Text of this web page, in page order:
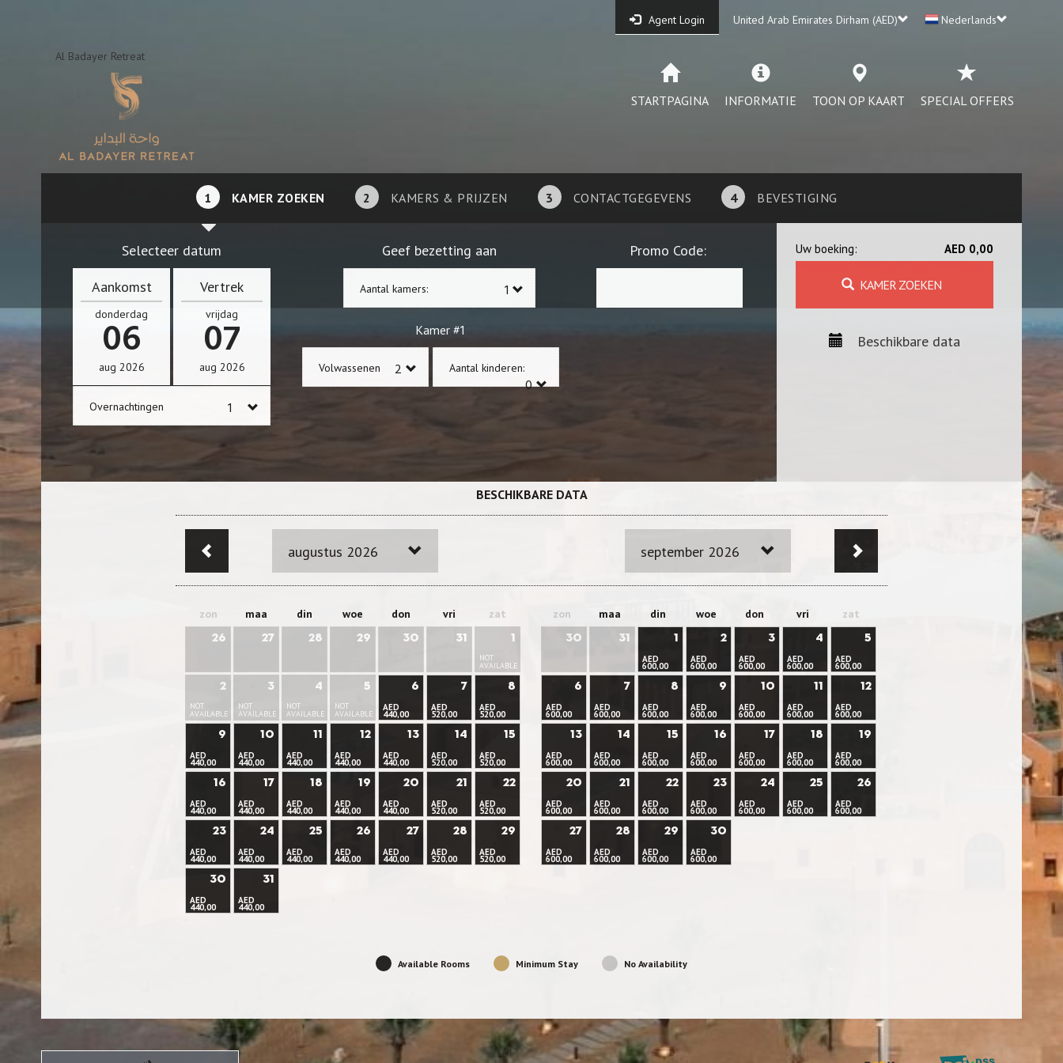
Agent Login United Arab Emirates Dirham (AED) Nederlands
Al Badayer Retreat
STARTPAGINA INFORMATIE TOON OP KAART SPECIAL OFFERS
1 KAMER ZOEKEN 2 KAMERS & PRIJZEN 3 CONTACTGEGEVENS 4 BEVESTIGING
Selecteer datum
Aankomst
donderdag
06
aug 2026
Vertrek
vrijdag
07
aug 2026
Overnachtingen
Geef bezetting aan
Aantal kamers:
Kamer #1
Volwassenen Aantal kinderen:
Promo Code: Uw boeking: AED 0,00
KAMER ZOEKEN
Beschikbare data
BESCHIKBARE DATA
augustus 2026 september 2026
zon maa din woe don vri zat
26 27 28 29 30 31 1
NOT
AVAILABLE
2
NOT
AVAILABLE
3
NOT
AVAILABLE
4
NOT
AVAILABLE
5
NOT
AVAILABLE
6
AED
440,00
7
AED
520,00
8
AED
520,00
9
AED
440,00
10
AED
440,00
11
AED
440,00
12
AED
440,00
13
AED
440,00
14
AED
520,00
15
AED
520,00
16
AED
440,00
17
AED
440,00
18
AED
440,00
19
AED
440,00
20
AED
440,00
21
AED
520,00
22
AED
520,00
23
AED
440,00
24
AED
440,00
25
AED
440,00
26
AED
440,00
27
AED
440,00
28
AED
520,00
29
AED
520,00
30
AED
440,00
31
AED
440,00
zon maa din woe don vri zat
30 31
1
AED
600,00
2
AED
600,00
3
AED
600,00
4
AED
600,00
5
AED
600,00
6
AED
600,00
7
AED
600,00
8
AED
600,00
9
AED
600,00
10
AED
600,00
11
AED
600,00
12
AED
600,00
13
AED
600,00
14
AED
600,00
15
AED
600,00
16
AED
600,00
17
AED
600,00
18
AED
600,00
19
AED
600,00
20
AED
600,00
21
AED
600,00
22
AED
600,00
23
AED
600,00
24
AED
600,00
25
AED
600,00
26
AED
600,00
27
AED
600,00
28
AED
600,00
29
AED
600,00
30
AED
600,00
Available Rooms Minimum Stay No Availability